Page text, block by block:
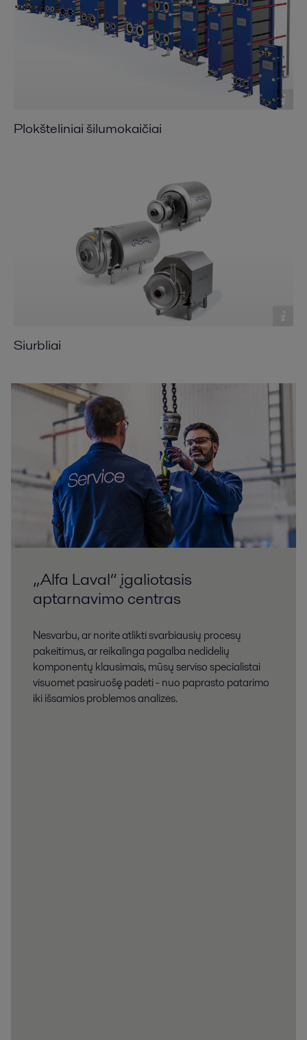
Plokšteliniai šilumokaičiai
Siurbliai
„Alfa Laval“ įgaliotasis
aptarnavimo centras
Nesvarbu, ar norite atlikti svarbiausių procesų
pakeitimus, ar reikalinga pagalba nedidelių
komponentų klausimais, mūsų serviso specialistai
visuomet pasiruošę padėti - nuo paprasto patarimo
iki išsamios problemos analizės.